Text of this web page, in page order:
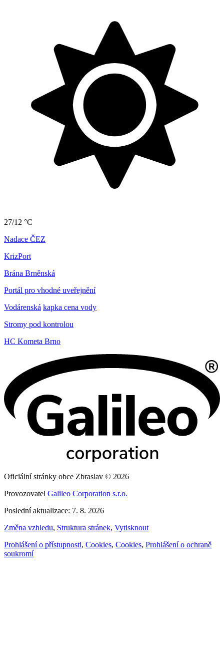
27/12 °C
Nadace ČEZ
KrizPort
Brána Brněnská
Portál pro vhodné uveřejnění
Vodárenská kapka cena vody
Stromy pod kontrolou
HC Kometa Brno
Oficiální stránky obce Zbraslav © 2026
Provozovatel Galileo Corporation s.r.o.
Poslední aktualizace: 7. 8. 2026
Změna vzhledu, Struktura stránek, Vytisknout
Prohlášení o přístupnosti, Cookies, Cookies, Prohlášení o ochraně
soukromí